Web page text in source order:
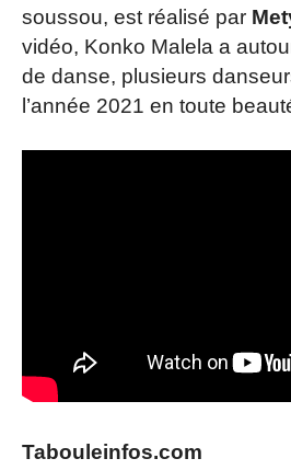
soussou, est réalisé par
vidéo, Konko Malela a
de danse, plusieurs
l’année 2021 en toute
Tabouleinfos.com